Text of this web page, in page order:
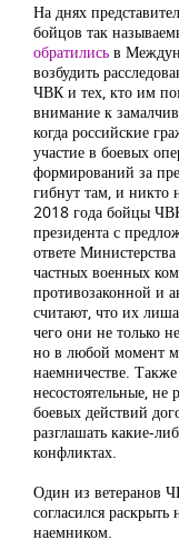
На днях
бойцов так
обратились в
возбудить
ЧВК и тех, кто им
внимание к
когда российские
участие в боевых
формирований за
гибнут там, и никто
2018 года бойцы
президента с
ответе
частных военных
противозаконной и
считают, что их
чего они не только
но в любой момент
наемничестве.
несостоятельные,
боевых действий
разглашать какие-
конфликтах.
Один из ветеранов
согласился
наемником.